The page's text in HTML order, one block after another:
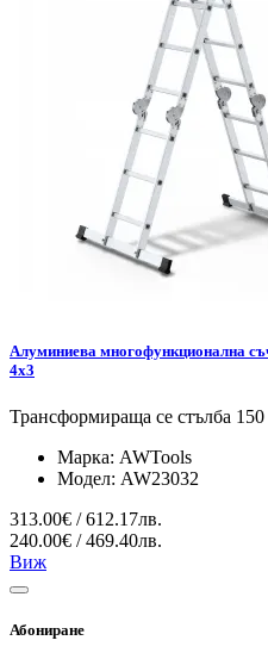
Алуминиева многофункционална
4x3
Трансформираща се стълба
Марка: AWTools
Модел: AW23032
313.00€ / 612.17лв.
240.00€ / 469.40лв.
Виж
Абониране